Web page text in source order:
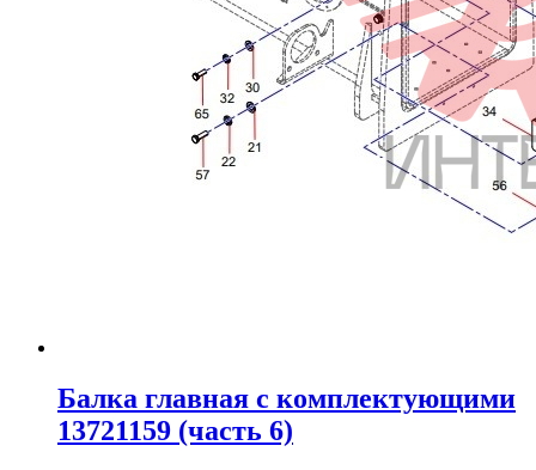
Балка главная с комплектующими
13721159 (часть 6)